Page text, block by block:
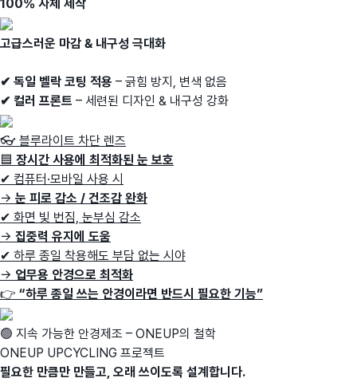
100% 자체 제작
고급스러운 마감 & 내구성 극대화
✔ 독일 벨락 코팅 적용 – 긁힘 방지, 변색 없음
✔ 컬러 프론트 – 세련된 디자인 & 내구성 강화
👓 블루라이트 차단 렌즈
🟦 장시간 사용에 최적화된 눈 보호
✔ 컴퓨터·모바일 사용 시
→ 눈 피로 감소 / 건조감 완화
✔ 화면 빛 번짐, 눈부심 감소
→ 집중력 유지에 도움
✔ 하루 종일 착용해도 부담 없는 시야
→ 업무용 안경으로 최적화
👉 “하루 종일 쓰는 안경이라면 반드시 필요한 기능”
🟢 지속 가능한 안경제조 – ONEUP의 철학
ONEUP UPCYCLING 프로젝트
필요한 만큼만 만들고, 오래 쓰이도록 설계합니다.